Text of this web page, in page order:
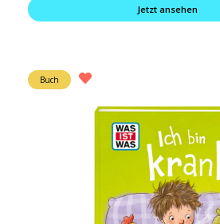
Jetzt ansehen
Buch